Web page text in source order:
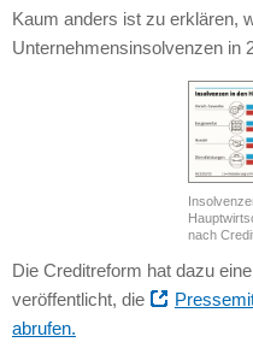
Kaum anders ist zu erklären,
Unternehmensinsolvenzen in
nach
Die Creditreform hat dazu
veröffentlicht, die
abrufen.